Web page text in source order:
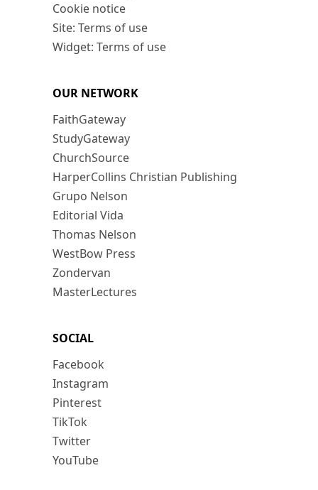
Cookie notice
Site: Terms of use
Widget: Terms of use
OUR NETWORK
FaithGateway
StudyGateway
ChurchSource
HarperCollins Christian Publishing
Grupo Nelson
Editorial Vida
Thomas Nelson
WestBow Press
Zondervan
MasterLectures
SOCIAL
Facebook
Instagram
Pinterest
TikTok
Twitter
YouTube